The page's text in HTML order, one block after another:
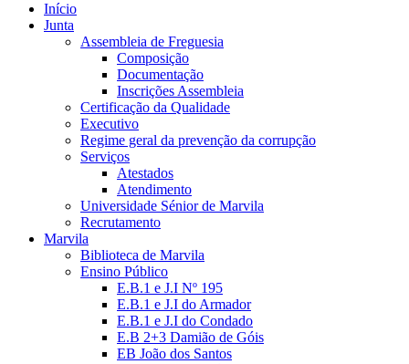
Início
Junta
Assembleia de Freguesia
Composição
Documentação
Inscrições Assembleia
Certificação da Qualidade
Executivo
Regime geral da prevenção da corrupção
Serviços
Atestados
Atendimento
Universidade Sénior de Marvila
Recrutamento
Marvila
Biblioteca de Marvila
Ensino Público
E.B.1 e J.I Nº 195
E.B.1 e J.I do Armador
E.B.1 e J.I do Condado
E.B 2+3 Damião de Góis
EB João dos Santos